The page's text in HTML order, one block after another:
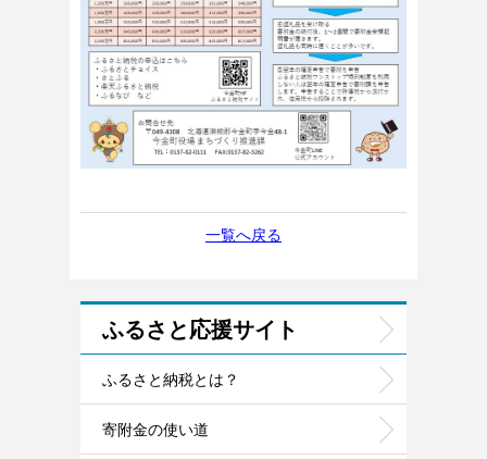
一覧へ戻る
ふるさと応援サイト
ふるさと納税とは？
寄附金の使い道